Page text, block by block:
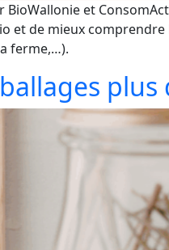
et
et de mieux
ferme,…).